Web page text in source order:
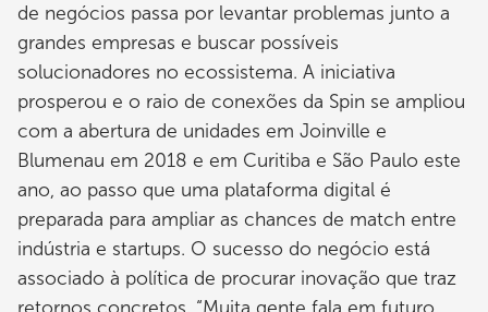
de negócios passa por levantar problemas junto a
grandes empresas e buscar possíveis
solucionadores no ecossistema. A iniciativa
prosperou e o raio de conexões da Spin se ampliou
com a abertura de unidades em Joinville e
Blumenau em 2018 e em Curitiba e São Paulo este
ano, ao passo que uma plataforma digital é
preparada para ampliar as chances de match entre
indústria e startups. O sucesso do negócio está
associado à política de procurar inovação que traz